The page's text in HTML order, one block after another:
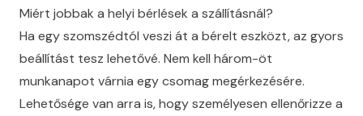
Miért jobbak a helyi bérlések a szállításnál?
Ha egy szomszédtól veszi át a bérelt eszközt, az gyors
beállítást tesz lehetővé. Nem kell három-öt
munkanapot várnia egy csomag megérkezésére.
Lehetősége van arra is, hogy személyesen ellenőrizze a